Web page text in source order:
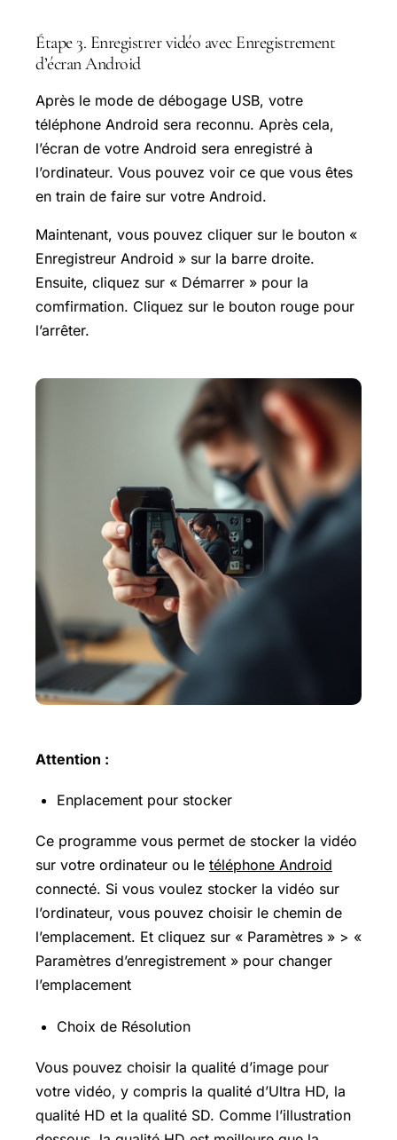
Étape 3. Enregistrer vidéo avec Enregistrement
d’écran Android
Après le mode de débogage USB, votre
téléphone Android sera reconnu. Après cela,
l’écran de votre Android sera enregistré à
l’ordinateur. Vous pouvez voir ce que vous êtes
en train de faire sur votre Android.
Maintenant, vous pouvez cliquer sur le bouton «
Enregistreur Android » sur la barre droite.
Ensuite, cliquez sur « Démarrer » pour la
comfirmation. Cliquez sur le bouton rouge pour
l’arrêter.
Attention :
Enplacement pour stocker
Ce programme vous permet de stocker la vidéo
sur votre ordinateur ou le téléphone Android
connecté. Si vous voulez stocker la vidéo sur
l’ordinateur, vous pouvez choisir le chemin de
l’emplacement. Et cliquez sur « Paramètres » > «
Paramètres d’enregistrement » pour changer
l’emplacement
Choix de Résolution
Vous pouvez choisir la qualité d’image pour
votre vidéo, y compris la qualité d’Ultra HD, la
qualité HD et la qualité SD. Comme l’illustration